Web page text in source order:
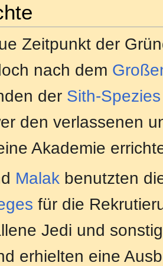
Zeitpunkt der
nach dem
der Sith-Spezies
den verlassenen
Akademie
Malak benutzten
für die
Jedi und
erhielten eine